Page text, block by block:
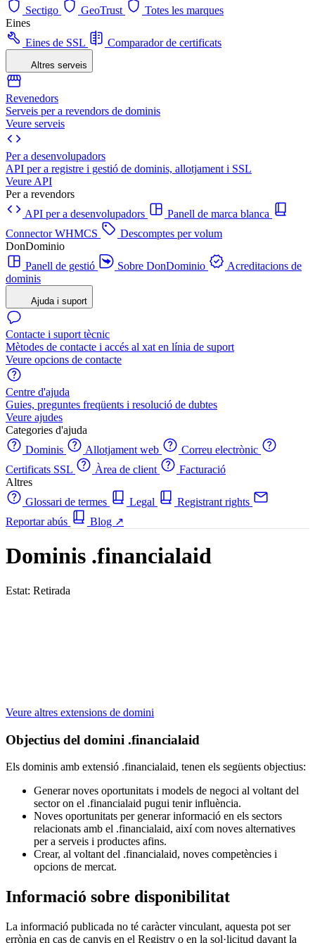
Sectigo
GeoTrust
Totes les marques
Eines
Eines de SSL
Comparador de certificats
Altres serveis
Revenedors
Serveis per a revendors de dominis
Veure serveis
Per a desenvolupadors
API per a registre i gestió de dominis, allotjament i SSL
Veure API
Per a revendors
API per a desenvolupadors
Panell de marca blanca
Connector WHMCS
Descomptes per volum
DonDominio
Panell de gestió
Sobre DonDominio
Acreditacions de
dominis
Ajuda i suport
Contacte i suport tècnic
Mètodes de contacte i accés al xat en línia de suport
Veure opcions de contacte
Centre d'ajuda
Guies, preguntes freqüents i resolució de dubtes
Veure ajudes
Categories d'ajuda
Dominis
Allotjament web
Correu electrònic
Certificats SSL
Àrea de client
Facturació
Altres
Glossari de termes
Legal
Registrant rights
Reportar abús
Blog ↗
Dominis .financialaid
Estat: Retirada
Veure altres extensions de domini
Objectius del domini .financialaid
Els dominis amb extensió .financialaid, tenen els següents objectius:
Generar noves oportunitats i models de negoci al voltant del
sector on el .financialaid pugui tenir influència.
Noves oportunitats per generar informació en els sectors
relacionats amb el .financialaid, així com noves alternatives
per a serveis i productes afins.
Crear, al voltant del .financialaid, noves competències i
opcions de mercat.
Informació sobre disponibilitat
La informació publicada no té caràcter vinculant, aquesta pot ser
errònia en cas de canvis en el Registry o en la sol·licitud davant la